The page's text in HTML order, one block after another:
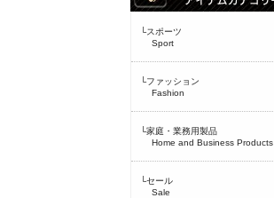
└スポーツ
Sport
└ファッション
Fashion
└家庭・業務用製品
Home and Business Products
└セール
Sale